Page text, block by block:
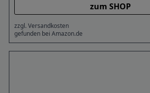
zum SHOP
zzgl. Versandkosten
gefunden bei Amazon.de